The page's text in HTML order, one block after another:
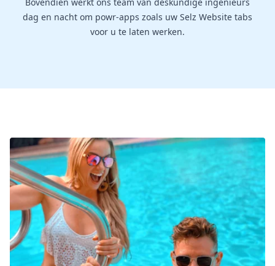
dag en nacht om powr-apps zoals uw Selz Website tabs
voor u te laten werken.